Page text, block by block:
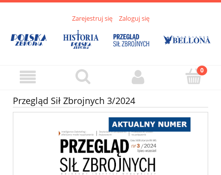
Zarejestruj się Zaloguj się
Przegląd Sił Zbrojnych 3/2024